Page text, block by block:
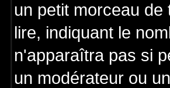
un petit morceau
lire, indiquant le
n'apparaîtra pas si
un modérateur ou